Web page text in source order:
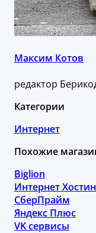
Максим Котов
редактор
Категории
Интернет
Похожие
Biglion
Интернет
СберПрайм
Яндекс Плюс
VK сервисы